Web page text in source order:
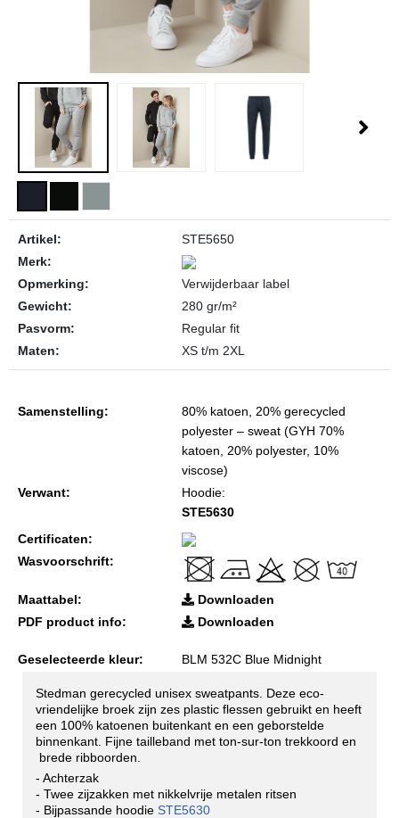
Artikel:
STE5650
Merk:
Opmerking:
Verwijderbaar label
Gewicht:
280 gr/m²
Pasvorm:
Regular fit
Maten:
XS t/m 2XL
Samenstelling:
80% katoen, 20% gerecycled
polyester – sweat (GYH 70%
katoen, 20% polyester, 10%
viscose)
Verwant:
Hoodie:
STE5630
Certificaten:
Wasvoorschrift:
Maattabel:
Downloaden
PDF product info:
Downloaden
Geselecteerde kleur: BLM 532C Blue Midnight
Stedman gerecycled unisex sweatpants. Deze eco-
vriendelijke broek zijn zes plastic flessen gebruikt en heeft
een 100% katoenen buitenkant en een geborstelde
binnenkant. Fijne tailleband met ton-sur-ton trekkoord en
brede ribboorden.
- Achterzak
- Twee zijzakken met nikkelvrije metalen ritsen
- Bijpassande hoodie STE5630